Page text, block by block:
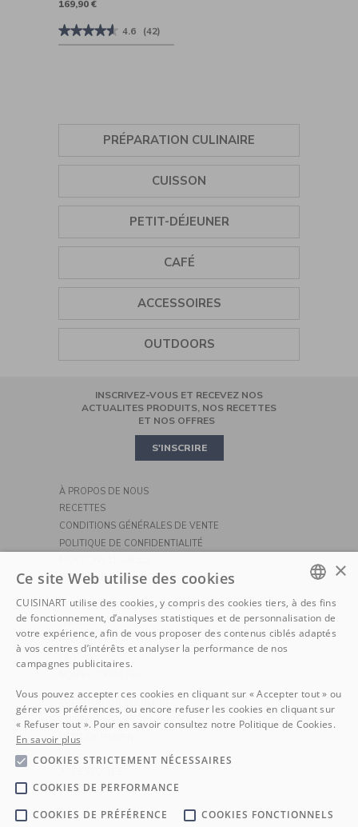
169,90 €
★★★★★
★★★★★
4.6
Air
4.6 (42)
PRÉPARATION CULINAIRE
SORBETIÈRE
MIXEUR PLONGEANT
MINI HÂCHOIR
ROBOT MULTIFONCTION
BLENDER
BATTEUR
ROBOT PÂTISSIER
CUISSON
GRILL
PLANCHA
CUISEUR VAPEUR
CUISEUR À CÉRÉALES
AIR FRYER
MINI OVEN
PIZZA
PETIT-DÉJEUNER
BOUILLOIRE
GRILLE-PAIN
PRESSE-AGRUMES
CAFETIÈRE FILTRE
CAFÉ
ACCESSOIRES
CASSEROLES ET POÊLES
OUTDOORS
INSCRIVEZ-VOUS ET RECEVEZ NOS
ACTUALITES PRODUITS, NOS RECETTES
ET NOS OFFRES
S'INSCRIRE
À PROPOS DE NOUS
RECETTES
CONDITIONS GÉNÉRALES DE VENTE
POLITIQUE DE CONFIDENTIALITÉ
POLITIQUE DE COOKIE
SERVICE CONSOMMATEURS
LIVRAISON
RETOURS
PRÉPARATION CULINAIRE
CUISSON
PETIT-DÉJEUNER
CAFÉ
OUTDOORS
DUTCH
FRENCH
×
Ce site Web utilise des cookies
CUISINART utilise des cookies, y compris des cookies tiers, à des fins
de fonctionnement, d’analyses statistiques et de personnalisation de
votre expérience, afin de vous proposer des contenus ciblés adaptés
à vos centres d’intérêts et analyser la performance de nos
campagnes publicitaires.
Vous pouvez accepter ces cookies en cliquant sur « Accepter tout » ou
gérer vos préférences, ou encore refuser les cookies en cliquant sur
« Refuser tout ». Pour en savoir consultez notre Politique de Cookies.
En savoir plus
COOKIES STRICTEMENT NÉCESSAIRES
COOKIES DE PERFORMANCE
COOKIES DE PRÉFÉRENCE
COOKIES FONCTIONNELS